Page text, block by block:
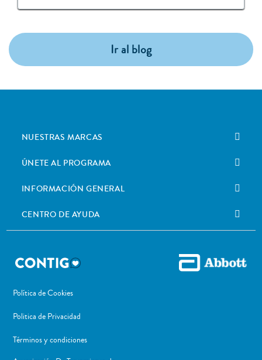
Ir al blog
NUESTRAS MARCAS
ÚNETE AL PROGRAMA
INFORMACIÓN GENERAL
CENTRO DE AYUDA
Política de Cookies
Politica de Privacidad
Términos y condiciones